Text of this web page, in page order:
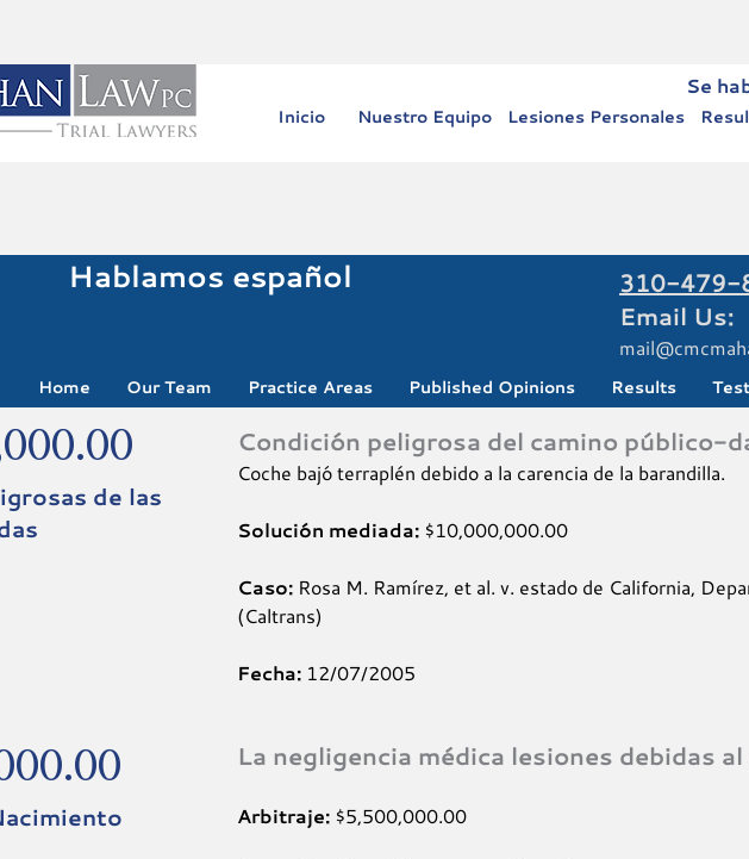
Se
Inicio Nuestro Equipo Lesiones Personales
de las
Condición peligrosa del camino público-
Coche bajó terraplén debido a la carencia de la barandilla.
Solución mediada: $10,000,000.00
Caso: Rosa M. Ramírez, et al. v. estado de California,
(Caltrans)
Fecha: 12/07/2005
La negligencia médica lesiones debidas
Arbitraje: $5,500,000.00
Hablamos español
Home Our Team Practice Areas Published Opinions Results
Email Us:
310-479-